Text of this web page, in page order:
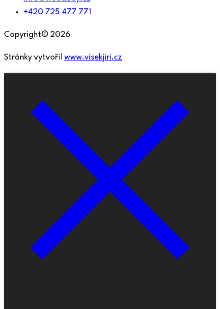
+420 725 477 771
Copyright© 2026
Stránky vytvořil www.visekjiri.cz